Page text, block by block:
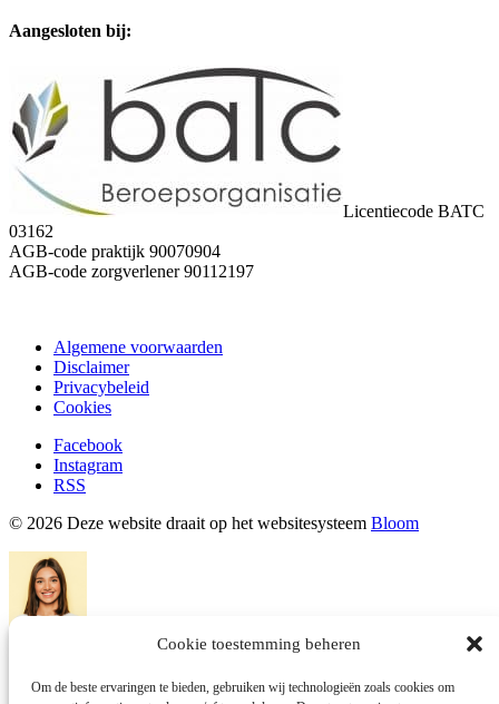
Cookie toestemming beheren
Om de beste ervaringen te bieden, gebruiken wij technologieën zoals cookies om
Aangesloten bij:
Licentiecode BATC
03162
AGB-code praktijk 90070904
AGB-code zorgverlener 90112197
Algemene voorwaarden
Disclaimer
Privacybeleid
Cookies
Facebook
Instagram
RSS
© 2026 Deze website draait op het websitesysteem Bloom